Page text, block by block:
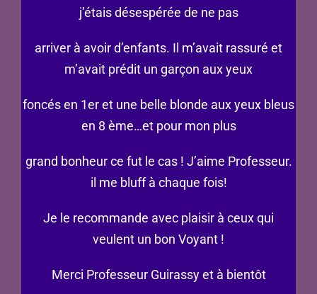
j’étais désespérée de ne pas
arriver à avoir d’enfants. Il m’avait rassuré et
m’avait prédit un garçon aux yeux
foncés en 1er et une belle blonde aux yeux bleus
en 8 ème…et pour mon plus
grand bonheur ce fut le cas ! J’aime Professeur.
il me bluff à chaque fois!
Je le recommande avec plaisir à ceux qui
veulent un bon Voyant !
Merci Professeur Guirassy et à bientôt